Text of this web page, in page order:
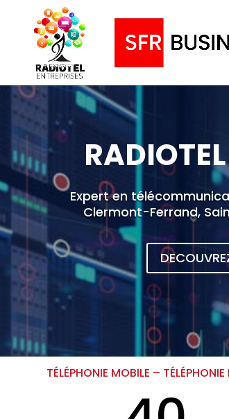
RADIOTEL
Expert en
Clermont-Ferrand,
TÉLÉPHONIE MOBILE –